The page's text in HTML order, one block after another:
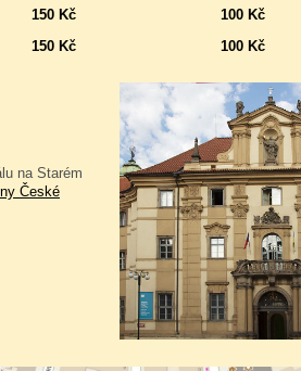
150 Kč 100 Kč
150 Kč 100 Kč
na Starém
České